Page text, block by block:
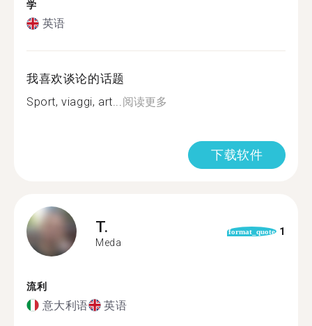
学
英语
我喜欢谈论的话题
Sport, viaggi, art...阅读更多
下载软件
T.
Meda
format_quote 1
流利
意大利语 英语